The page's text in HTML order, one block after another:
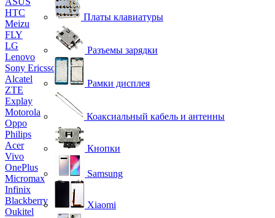
HTC
Meizu
FLY
LG
Lenovo
Sony Ericsson
Alcatel
ZTE
Explay
Motorola
Oppo
Philips
Acer
Vivo
OnePlus
Micromax
Infinix
Blackberry
Oukitel
Платы клавиатуры
Разъемы зарядки
Рамки дисплея
Коаксиальный кабель и антенны
Кнопки
Samsung
Xiaomi